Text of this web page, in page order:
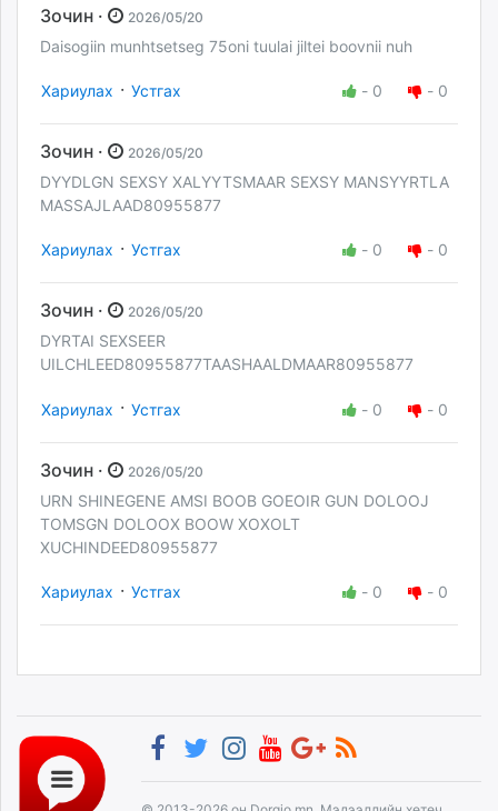
Зочин · 2026/05/20
Daisogiin munhtsetseg 75oni tuulai jiltei boovnii nuh
Хариулах · Устгах - 0 - 0
Зочин · 2026/05/20
DYYDLGN SEXSY XALYYTSMAAR SEXSY MANSYYRTLA
MASSAJLAAD80955877
Хариулах · Устгах - 0 - 0
Зочин · 2026/05/20
DYRTAI SEXSEER
UILCHLEED80955877TAASHAALDMAAR80955877
Хариулах · Устгах - 0 - 0
Зочин · 2026/05/20
URN SHINEGENE AMSI BOOB GOEOIR GUN DOLOOJ
TOMSGN DOLOOX BOOW XOXOLT
XUCHINDEED80955877
Хариулах · Устгах - 0 - 0